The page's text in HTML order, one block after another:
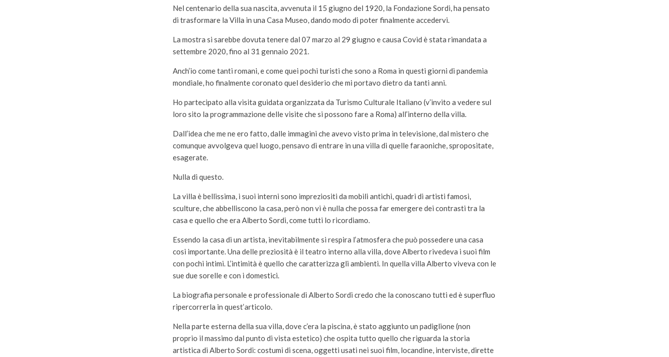
Nel centenario della sua nascita, avvenuta il 15 giugno del 1920, la Fondazione Sordi, ha pensato
di trasformare la Villa in una Casa Museo, dando modo di poter finalmente accedervi.
La mostra si sarebbe dovuta tenere dal 07 marzo al 29 giugno e causa Covid è stata rimandata a
settembre 2020, fino al 31 gennaio 2021.
Anch’io come tanti romani, e come quei pochi turisti che sono a Roma in questi giorni di pandemia
mondiale, ho finalmente coronato quel desiderio che mi portavo dietro da tanti anni.
Ho partecipato alla visita guidata organizzata da Turismo Culturale Italiano (v’invito a vedere sul
loro sito la programmazione delle visite che si possono fare a Roma) all’interno della villa.
Dall’idea che me ne ero fatto, dalle immagini che avevo visto prima in televisione, dal mistero che
comunque avvolgeva quel luogo, pensavo di entrare in una villa di quelle faraoniche, spropositate,
esagerate.
Nulla di questo.
La villa è bellissima, i suoi interni sono impreziositi da mobili antichi, quadri di artisti famosi,
sculture, che abbelliscono la casa, però non vi è nulla che possa far emergere dei contrasti tra la
casa e quello che era Alberto Sordi, come tutti lo ricordiamo.
Essendo la casa di un artista, inevitabilmente si respira l’atmosfera che può possedere una casa
cosi importante. Una delle preziosità è il teatro interno alla villa, dove Alberto rivedeva i suoi film
con pochi intimi. L’intimità è quello che caratterizza gli ambienti. In quella villa Alberto viveva con le
sue due sorelle e con i domestici.
La biografia personale e professionale di Alberto Sordi credo che la conoscano tutti ed è superfluo
ripercorrerla in quest’articolo.
Nella parte esterna della sua villa, dove c’era la piscina, è stato aggiunto un padiglione (non
proprio il massimo dal punto di vista estetico) che ospita tutto quello che riguarda la storia
artistica di Alberto Sordi: costumi di scena, oggetti usati nei suoi film, locandine, interviste, dirette